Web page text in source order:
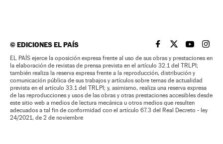
©EDICIONES EL PAÍS EL PAÍS BRASIL EN
EL PAÍSEL PAÍS
EL
EL PAÍS ejerce la oposición expresa frente al uso de sus obras y prestaciones en
la elaboración de revistas de prensa prevista en el artículo 32.1 del TRLPI;
también realiza la reserva expresa frente a la reproducción, distribución y
comunicación pública de sus trabajos y artículos sobre temas de actualidad
prevista en el artículo 33.1 del TRLPI; y, asimismo, realiza una reserva expresa
de las reproducciones y usos de las obras y otras prestaciones accesibles desde
este sitio web a medios de lectura mecánica u otros medios que resulten
adecuados a tal fin de conformidad con el artículo 67.3 del Real Decreto - ley
24/2021, de 2 de noviembre